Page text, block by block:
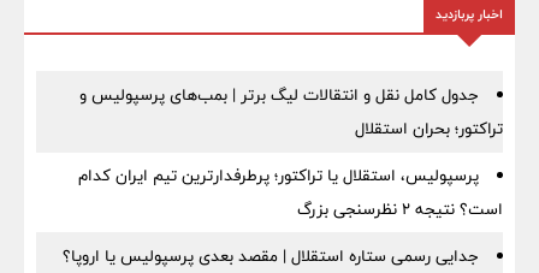
اخبار پربازدید
جدول کامل نقل و انتقالات لیگ برتر | بمب‌های پرسپولیس و
تراکتور؛ بحران استقلال
پرسپولیس، استقلال یا تراکتور؛ پرطرفدارترین تیم ایران کدام
است؟ نتیجه ۲ نظرسنجی بزرگ
جدایی رسمی ستاره استقلال | مقصد بعدی پرسپولیس یا اروپا؟